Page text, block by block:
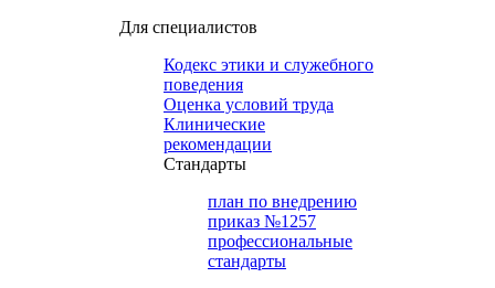
Для специалистов
Кодекс этики и служебного
поведения
Оценка условий труда
Клинические
рекомендации
Cтандарты
план по внедрению
приказ №1257
профессиональные
стандарты